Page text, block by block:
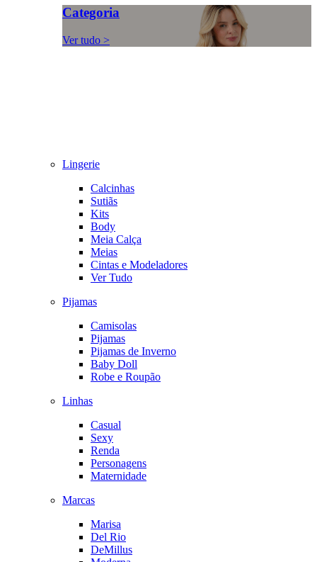
Categoria
Ver tudo >
Lingerie
Calcinhas
Sutiãs
Kits
Body
Meia Calça
Meias
Cintas e Modeladores
Ver Tudo
Pijamas
Camisolas
Pijamas
Pijamas de Inverno
Baby Doll
Robe e Roupão
Linhas
Casual
Sexy
Renda
Personagens
Maternidade
Marcas
Marisa
Del Rio
DeMillus